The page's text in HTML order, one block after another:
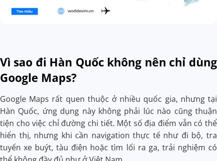
Vì sao đi Hàn Quốc không nên chỉ dùng
Google Maps?
Google Maps rất quen thuộc ở nhiều quốc gia, nhưng tại
Hàn Quốc, ứng dụng này không phải lúc nào cũng thuận
tiện cho việc chỉ đường chi tiết. Một số địa điểm vẫn có thể
hiển thị, nhưng khi cần navigation thực tế như đi bộ, tra
tuyến xe buýt, tàu điện hoặc tìm lối ra ga, trải nghiệm có